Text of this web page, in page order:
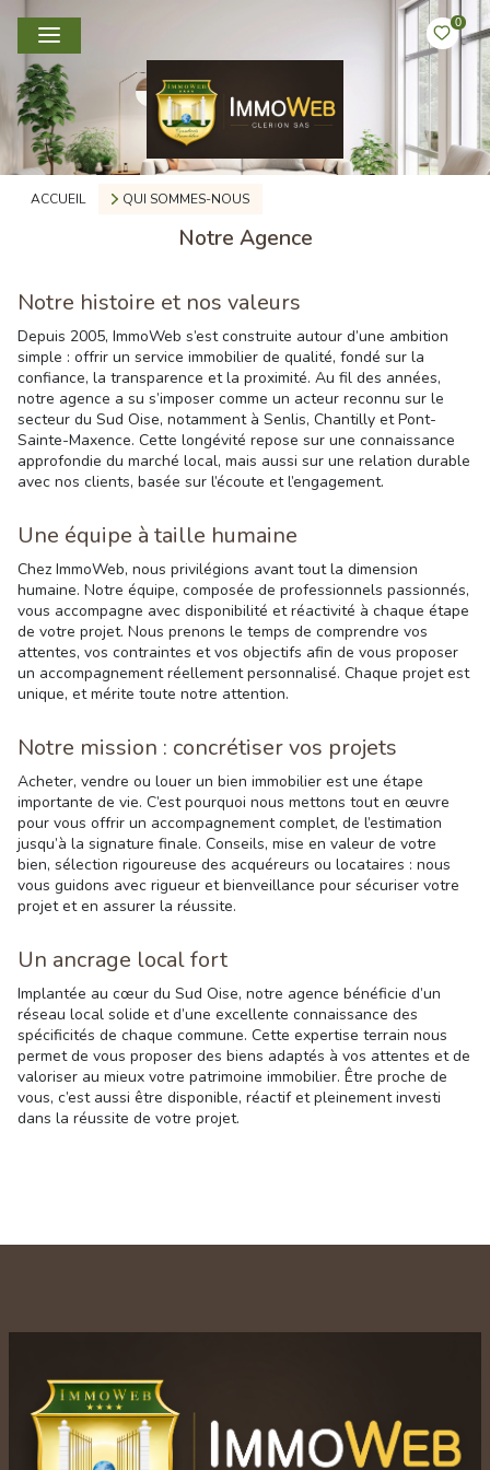
0
ACCUEIL QUI SOMMES-NOUS
Notre Agence
Notre histoire et nos valeurs
Depuis 2005, ImmoWeb s’est construite autour d’une ambition
simple : offrir un service immobilier de qualité, fondé sur la
confiance, la transparence et la proximité. Au fil des années,
notre agence a su s’imposer comme un acteur reconnu sur le
secteur du Sud Oise, notamment à Senlis, Chantilly et Pont-
Sainte-Maxence. Cette longévité repose sur une connaissance
approfondie du marché local, mais aussi sur une relation durable
avec nos clients, basée sur l’écoute et l’engagement.
Une équipe à taille humaine
Chez ImmoWeb, nous privilégions avant tout la dimension
humaine. Notre équipe, composée de professionnels passionnés,
vous accompagne avec disponibilité et réactivité à chaque étape
de votre projet. Nous prenons le temps de comprendre vos
attentes, vos contraintes et vos objectifs afin de vous proposer
un accompagnement réellement personnalisé. Chaque projet est
unique, et mérite toute notre attention.
Notre mission : concrétiser vos projets
Acheter, vendre ou louer un bien immobilier est une étape
importante de vie. C’est pourquoi nous mettons tout en œuvre
pour vous offrir un accompagnement complet, de l’estimation
jusqu’à la signature finale. Conseils, mise en valeur de votre
bien, sélection rigoureuse des acquéreurs ou locataires : nous
vous guidons avec rigueur et bienveillance pour sécuriser votre
projet et en assurer la réussite.
Un ancrage local fort
Implantée au cœur du Sud Oise, notre agence bénéficie d’un
réseau local solide et d’une excellente connaissance des
spécificités de chaque commune. Cette expertise terrain nous
permet de vous proposer des biens adaptés à vos attentes et de
valoriser au mieux votre patrimoine immobilier. Être proche de
vous, c’est aussi être disponible, réactif et pleinement investi
dans la réussite de votre projet.